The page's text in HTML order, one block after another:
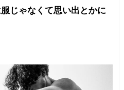
じゃなくて思い出とかに